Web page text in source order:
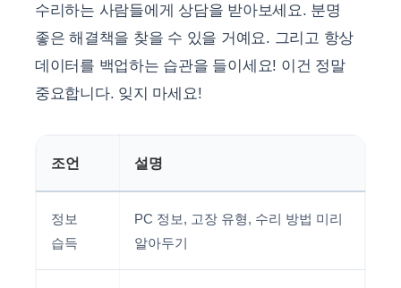
수리하는 사람들에게 상담을 받아보세요. 분명
좋은 해결책을 찾을 수 있을 거예요. 그리고 항상
데이터를 백업하는 습관을 들이세요! 이건 정말
중요합니다. 잊지 마세요!
조언 설명
정보
습득
PC 정보, 고장 유형, 수리 방법 미리
알아두기